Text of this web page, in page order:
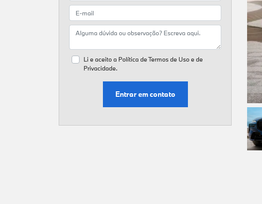
Li e aceito a Política de Termos de Uso e de
Privacidade.
Entrar em contato